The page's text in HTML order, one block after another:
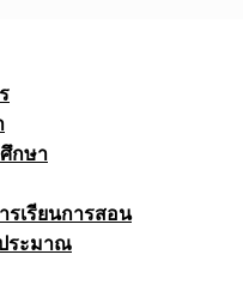
กษา
รเรียนการสอน
ระมาณ